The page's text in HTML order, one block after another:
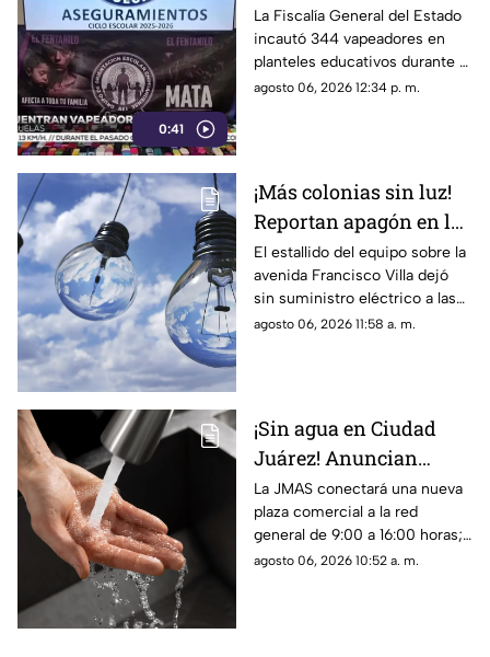
0:41
de Chihuahua; detectan
dispositivo wax
La Fiscalía General del Estado
incautó 344 vapeadores en
planteles educativos durante el
ciclo escolar 2025-2026; 36
agosto 06, 2026 12:34 p. m.
¡Más colonias sin luz!
Reportan apagón en la
zona de Altavista tras
explosión de
transformador
El estallido del equipo sobre la
avenida Francisco Villa dejó
sin suministro eléctrico a las
colonias Altavista, Insurgentes
agosto 06, 2026 11:58 a. m.
¡Sin agua en Ciudad
Juárez! Anuncian
suspensión del servicio
para este viernes 7 de
agosto
La JMAS conectará una nueva
plaza comercial a la red
general de 9:00 a 16:00 horas;
habrá baja presión, suspensión
agosto 06, 2026 10:52 a. m.